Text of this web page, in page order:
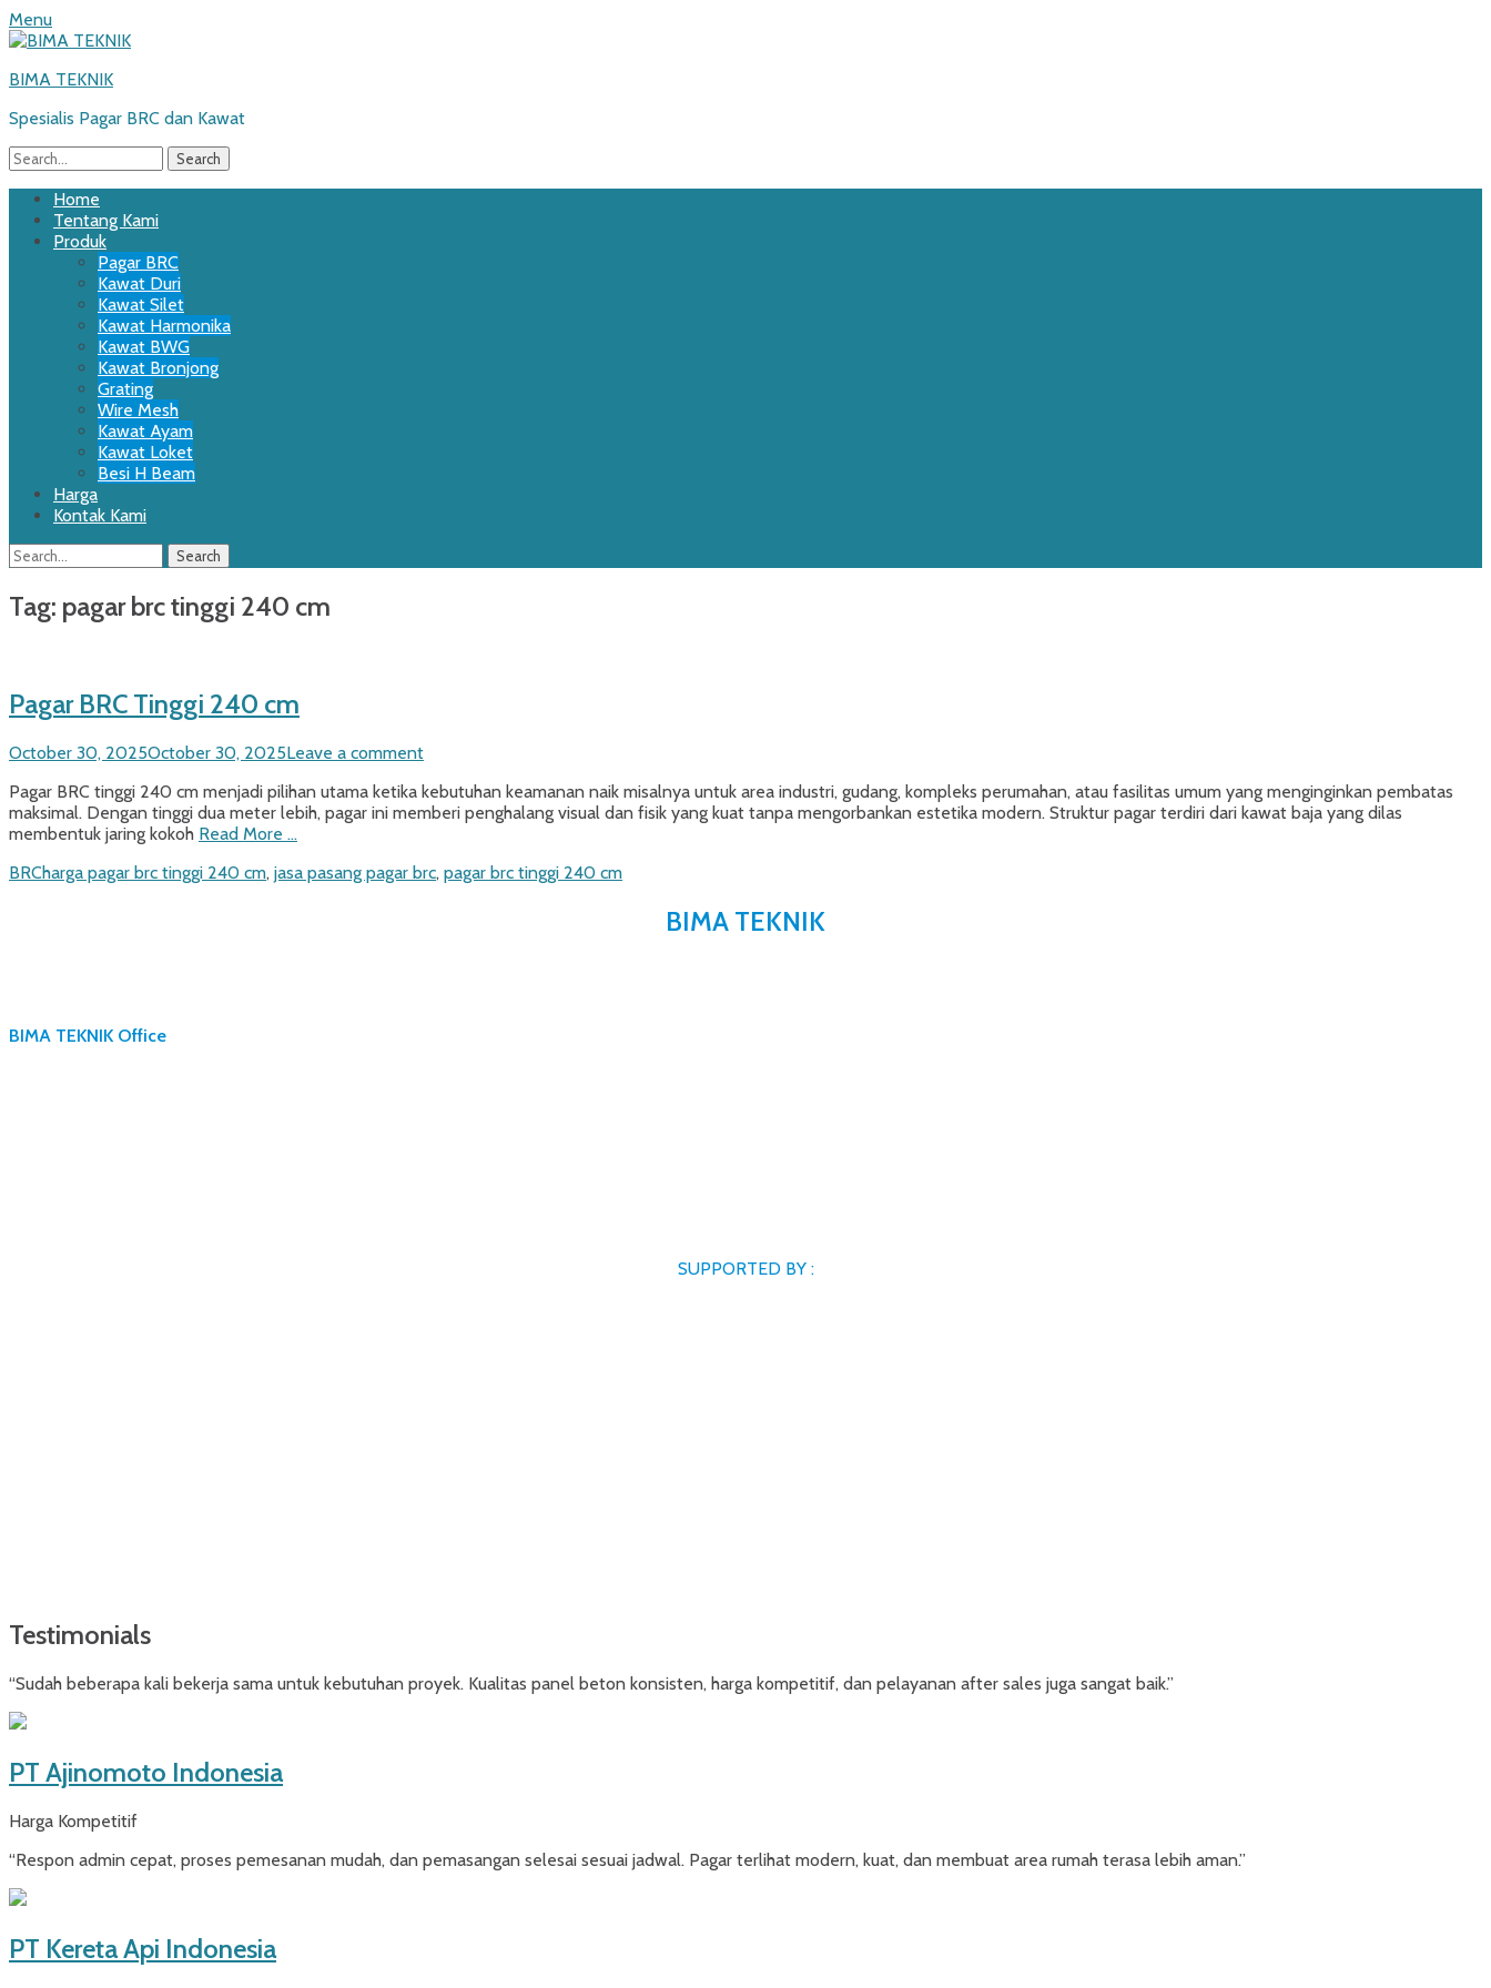
Menu
BIMA TEKNIK
Spesialis Pagar BRC dan Kawat
Search
for:
Primary
Menu
Skip
content
Home
Tentang Kami
Produk
Pagar BRC
Kawat Duri
Kawat Silet
Kawat Harmonika
Kawat BWG
Kawat Bronjong
Grating
Wire Mesh
Kawat Ayam
Kawat Loket
Besi H Beam
Harga
Kontak Kami
Search
Search
for:
Tag: pagar brc tinggi 240 cm
Pagar BRC Tinggi 240 cm
Posted
October 30, 2025October 30, 2025Leave a comment
Pagar BRC tinggi 240 cm menjadi pilihan utama ketika kebutuhan keamanan naik misalnya untuk area industri, gudang, kompleks perumahan, atau fasilitas umum yang menginginkan pembatas
maksimal. Dengan tinggi dua meter lebih, pagar ini memberi penghalang visual dan fisik yang kuat tanpa mengorbankan estetika modern. Struktur pagar terdiri dari kawat baja yang dilas
membentuk jaring kokoh Read More …
Categories
BRCTags
harga pagar brc tinggi 240 cm, jasa pasang pagar brc, pagar brc tinggi 240 cm
BIMA TEKNIK
BIMA TEKNIK Office
SUPPORTED BY :
Testimonials
“Sudah beberapa kali bekerja sama untuk kebutuhan proyek. Kualitas panel beton konsisten, harga kompetitif, dan pelayanan after sales juga sangat baik.”
PT Ajinomoto Indonesia
Harga Kompetitif
“Respon admin cepat, proses pemesanan mudah, dan pemasangan selesai sesuai jadwal. Pagar terlihat modern, kuat, dan membuat area rumah terasa lebih aman.”
PT Kereta Api Indonesia